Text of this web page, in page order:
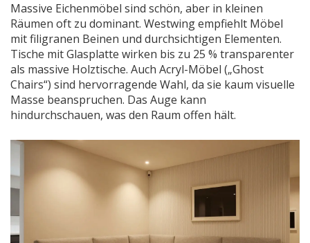
Massive Eichenmöbel sind schön, aber in kleinen
Räumen oft zu dominant. Westwing empfiehlt Möbel
mit filigranen Beinen und durchsichtigen Elementen.
Tische mit Glasplatte wirken bis zu 25 % transparenter
als massive Holztische. Auch Acryl-Möbel („Ghost
Chairs“) sind hervorragende Wahl, da sie kaum visuelle
Masse beanspruchen. Das Auge kann
hindurchschauen, was den Raum offen hält.